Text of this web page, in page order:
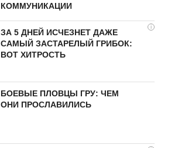
КОММУНИКАЦИИ
i
ЗА 5 ДНЕЙ ИСЧЕЗНЕТ ДАЖЕ
САМЫЙ ЗАСТАРЕЛЫЙ ГРИБОК:
ВОТ ХИТРОСТЬ
БОЕВЫЕ ПЛОВЦЫ ГРУ: ЧЕМ
ОНИ ПРОСЛАВИЛИСЬ